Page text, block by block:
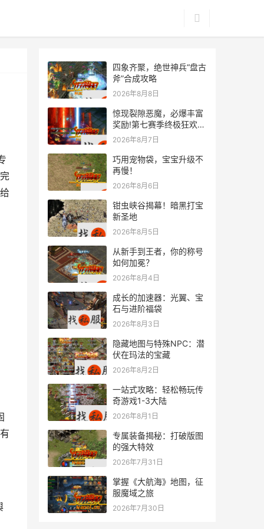
四象齐聚，绝世神兵“盘古
斧”合成攻略
2026年8月8日
惊现裂隙恶魔，必爆丰富
奖励!第七赛季终极狂欢来
袭
2026年8月7日
巧用宠物袋，宝宝升级不
再慢！
2026年8月6日
钳虫峡谷揭幕！暗黑打宝
新圣地
2026年8月5日
从新手到王者，你的称号
如何加冕？
2026年8月4日
成长的加速器：光翼、宝
石与进阶福袋
2026年8月3日
隐藏地图与特殊NPC：潜
伏在玛法的宝藏
2026年8月2日
一站式攻略：轻松畅玩传
奇游戏1-3大陆
2026年8月1日
专属装备揭秘：打破版图
的强大特效
2026年7月31日
掌握《大航海》地图，征
服魔域之旅
2026年7月30日